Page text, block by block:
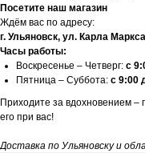
Посетите наш магазин
Ждём вас по адресу:
г. Ульяновск, ул. Карла
Часы работы:
Воскресенье – Четверг: с
Пятница – Суббота: с 9:00
Приходите за вдохновением
его при вас!
Доставка по Ульяновску и